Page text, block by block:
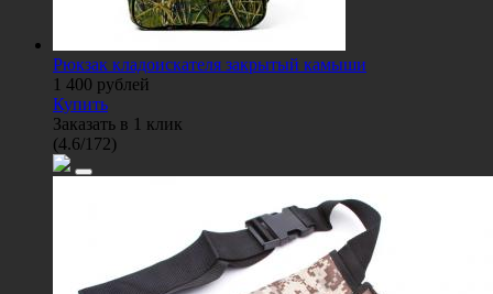
Рюкзак кладоискателя закрытый камыши
1 400 рублей
Купить
Заказать в 1 клик
(4.6/172)